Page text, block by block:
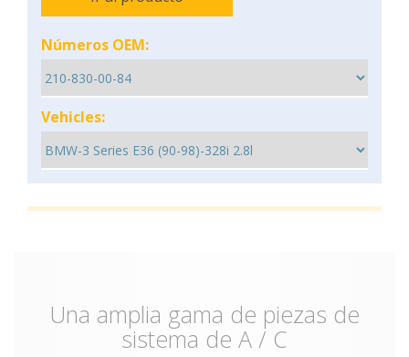
Números OEM:
Vehicles:
Una amplia gama de piezas de
sistema de A / C